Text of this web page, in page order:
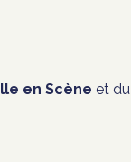
en Scène et du